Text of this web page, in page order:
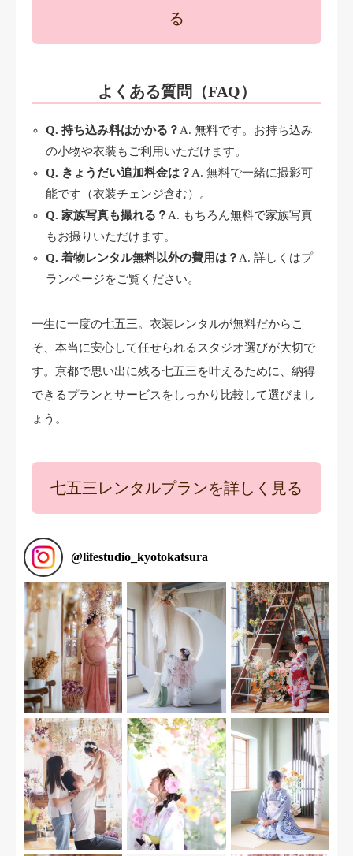
る
よくある質問（FAQ）
Q. 持ち込み料はかかる？ A. 無料です。お持ち込み
の小物や衣装もご利用いただけます。
Q. きょうだい追加料金は？ A. 無料で一緒に撮影可
能です（衣装チェンジ含む）。
Q. 家族写真も撮れる？ A. もちろん無料で家族写真
もお撮りいただけます。
Q. 着物レンタル無料以外の費用は？ A. 詳しくはプ
ランページをご覧ください。
一生に一度の七五三。衣装レンタルが無料だからこ
そ、本当に安心して任せられるスタジオ選びが大切で
す。京都で思い出に残る七五三を叶えるために、納得
できるプランとサービスをしっかり比較して選びまし
ょう。
七五三レンタルプランを詳しく見る
@lifestudio_kyotokatsura